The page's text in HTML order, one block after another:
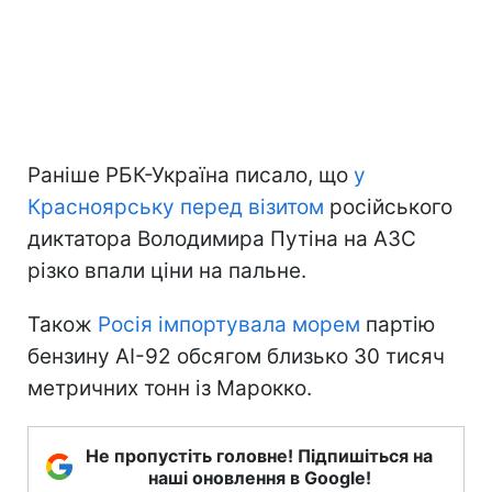
Раніше РБК-Україна писало, що у
Красноярську перед візитом російського
диктатора Володимира Путіна на АЗС
різко впали ціни на пальне.
Також Росія імпортувала морем партію
бензину АІ-92 обсягом близько 30 тисяч
метричних тонн із Марокко.
Не пропустіть головне! Підпишіться на
наші оновлення в Google!